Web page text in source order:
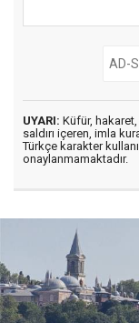
UYARI: Küfür,
saldırı içeren, imla
Türkçe karakter
onaylanmamaktadır.